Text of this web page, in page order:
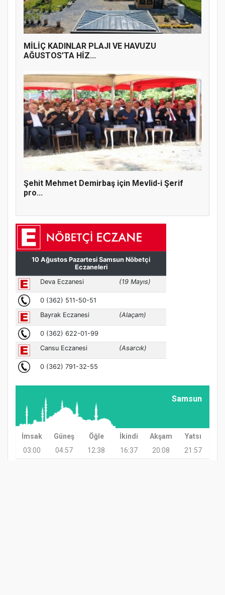
MİLİÇ KADINLAR PLAJI VE HAVUZU
AĞUSTOS’TA HİZ...
Şehit Mehmet Demirbaş için Mevlid-i Şerif
pro...
Samsun
İmsak Güneş Öğle İkindi Akşam
Yatsı
03:00
04:57 12:38 16:37 20:08 21:57